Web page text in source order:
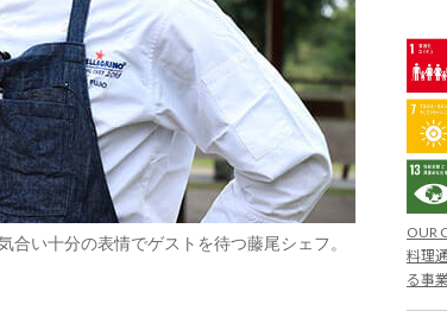
い十分の表情でゲストを待つ藤尾シェフ。
OUR
料理
る事